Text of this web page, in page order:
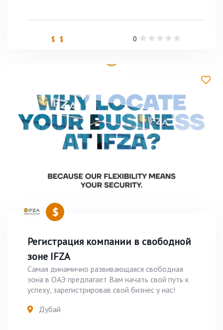
$ $ 0
Регистрация компании в свободной
зоне IFZA
Самая динамично развивающаяся свободная
зона в ОАЭ предлагает Вам начать свой путь к
успеху, зарегистрировав свой бизнес у нас!
Дубай